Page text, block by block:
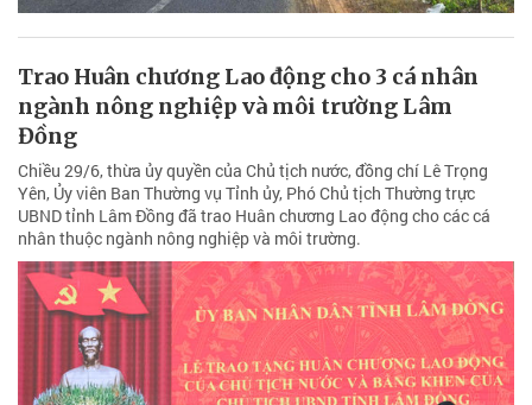
Trao Huân chương Lao động cho 3 cá nhân
ngành nông nghiệp và môi trường Lâm
Đồng
Chiều 29/6, thừa ủy quyền của Chủ tịch nước, đồng chí Lê Trọng
Yên, Ủy viên Ban Thường vụ Tỉnh ủy, Phó Chủ tịch Thường trực
UBND tỉnh Lâm Đồng đã trao Huân chương Lao động cho các cá
nhân thuộc ngành nông nghiệp và môi trường.